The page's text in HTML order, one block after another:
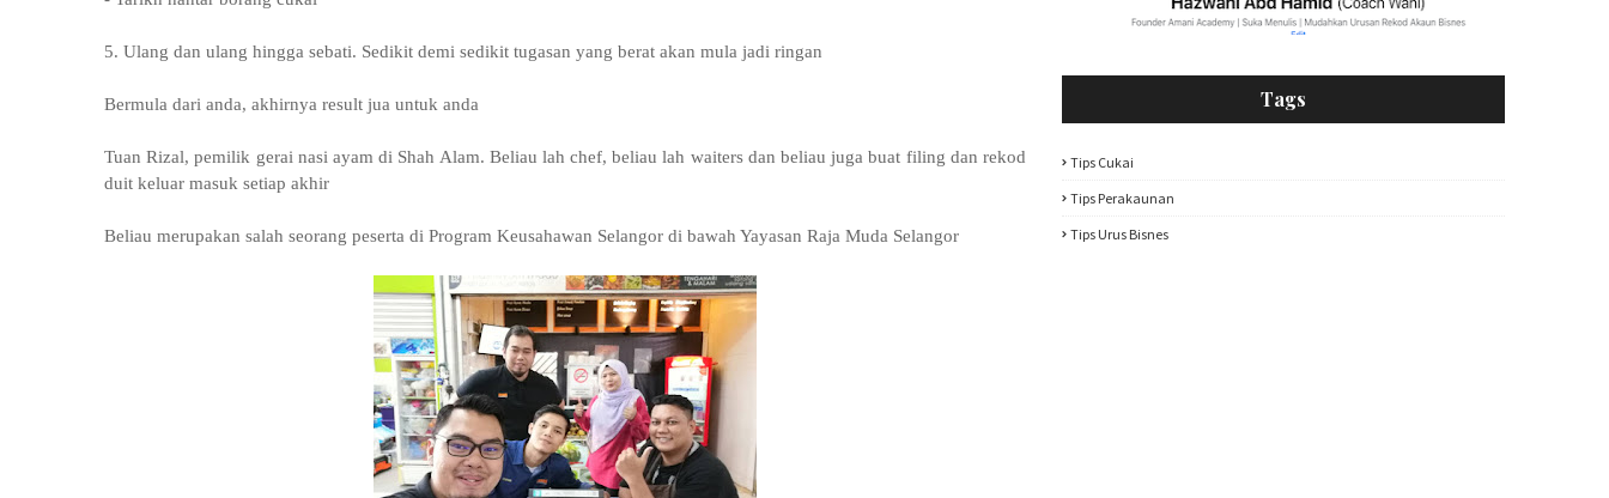
5. Ulang dan ulang hingga sebati. Sedikit demi sedikit tugasan yang berat akan mula jadi ringan
Bermula dari anda, akhirnya result jua untuk anda
Tuan Rizal, pemilik gerai nasi ayam di Shah Alam. Beliau lah chef, beliau lah waiters dan beliau juga buat filing dan rekod
duit keluar masuk setiap akhir
Beliau merupakan salah seorang peserta di Program Keusahawan Selangor di bawah Yayasan Raja Muda Selangor
Tags
Tips Cukai
Tips Perakaunan
Tips Urus Bisnes